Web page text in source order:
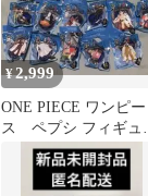
¥2,999
ONE PIECE ワンピー
ス ペプシ フィギュ
ア 22種